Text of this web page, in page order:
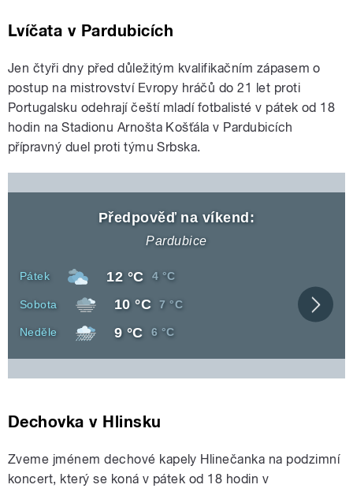
Lvíčata v Pardubicích
Jen čtyři dny před důležitým kvalifikačním zápasem o
postup na mistrovství Evropy hráčů do 21 let proti
Portugalsku odehrají čeští mladí fotbalisté v pátek od 18
hodin na Stadionu Arnošta Košťála v Pardubicích
přípravný duel proti týmu Srbska.
Předpověď na víkend:
Pardubice
Noční
4 °C
Denní
12 °C
Den
Pátek
Noční
7 °C
Denní
10 °C
Den
Sobota
Noční
6 °C
Denní
9 °C
Den
Neděle
Dechovka v Hlinsku
Zveme jménem dechové kapely Hlinečanka na podzimní
koncert, který se koná v pátek od 18 hodin v